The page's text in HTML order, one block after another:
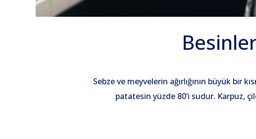
Sebze ve meyvelerin ağırlığının büyük bir
patatesin yüzde 80’i sudur. Karpuz,